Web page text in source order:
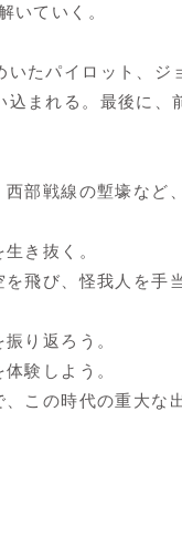
いていく。
たパイロット、ジ
まれる。最後に、
部戦線の塹壕など
き抜く。
飛び、怪我人を手
り返ろう。
験しよう。
この時代の重大な